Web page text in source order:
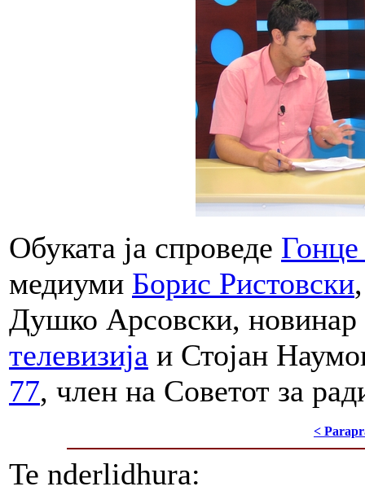
Обуката ја спроведе Гонце
медиуми Борис Ристовски
Душко Арсовски,
телевизија и Стојан
77, член на Советот за
<
Te nderlidhura: